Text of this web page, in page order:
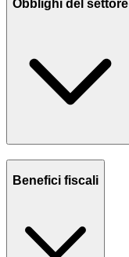
Obblighi del settore
Benefici fiscali